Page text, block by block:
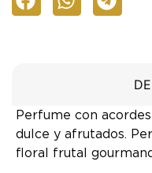
Perfume con
dulce y afrutados.
floral frutal